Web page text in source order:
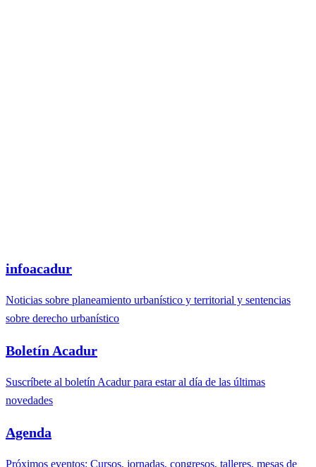
infoacadur
Noticias sobre planeamiento urbanístico y territorial y sentencias
sobre derecho urbanístico
Boletín Acadur
Suscríbete al boletín Acadur para estar al día de las últimas
novedades
Agenda
Próximos eventos: Cursos, jornadas, congresos, talleres, mesas de